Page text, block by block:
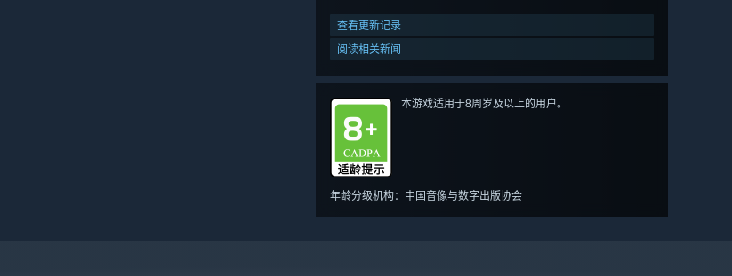
查看更新记录
阅读相关新闻
本游戏适用于8周岁及以上的用户。
年龄分级机构：中国音像与数字出版协会